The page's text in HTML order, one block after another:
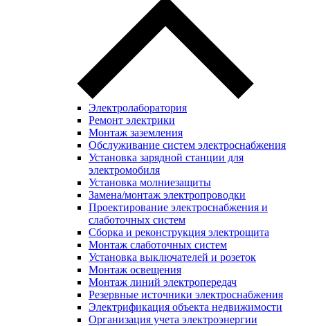
Электролаборатория
Ремонт электрики
Монтаж заземления
Обслуживание систем электроснабжения
Установка зарядной станции для
электромобиля
Установка молниезащиты
Замена/монтаж электропроводки
Проектирование электроснабжения и
слаботочных систем
Сборка и реконструкция электрощита
Монтаж слаботочных систем
Установка выключателей и розеток
Монтаж освещения
Монтаж линий электропередач
Резервные источники электроснабжения
Электрификация объекта недвижимости
Организация учета электроэнергии